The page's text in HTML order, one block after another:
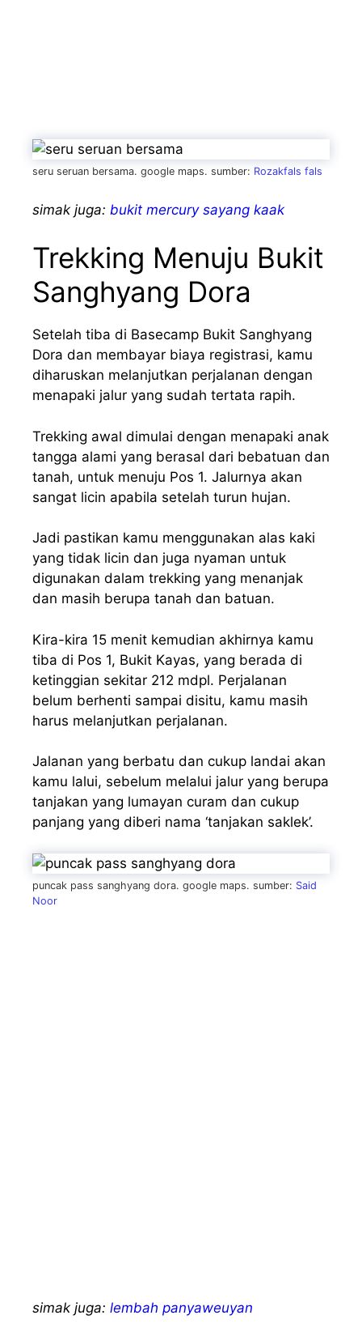
seru seruan bersama. google maps. sumber: Rozakfals fals
simak juga: bukit mercury sayang kaak
Trekking Menuju Bukit
Sanghyang Dora
Setelah tiba di Basecamp Bukit Sanghyang
Dora dan membayar biaya registrasi, kamu
diharuskan melanjutkan perjalanan dengan
menapaki jalur yang sudah tertata rapih.
Trekking awal dimulai dengan menapaki anak
tangga alami yang berasal dari bebatuan dan
tanah, untuk menuju Pos 1. Jalurnya akan
sangat licin apabila setelah turun hujan.
Jadi pastikan kamu menggunakan alas kaki
yang tidak licin dan juga nyaman untuk
digunakan dalam trekking yang menanjak
dan masih berupa tanah dan batuan.
Kira-kira 15 menit kemudian akhirnya kamu
tiba di Pos 1, Bukit Kayas, yang berada di
ketinggian sekitar 212 mdpl. Perjalanan
belum berhenti sampai disitu, kamu masih
harus melanjutkan perjalanan.
Jalanan yang berbatu dan cukup landai akan
kamu lalui, sebelum melalui jalur yang berupa
tanjakan yang lumayan curam dan cukup
panjang yang diberi nama ‘tanjakan saklek’.
puncak pass sanghyang dora. google maps. sumber: Said
Noor
simak juga: lembah panyaweuyan